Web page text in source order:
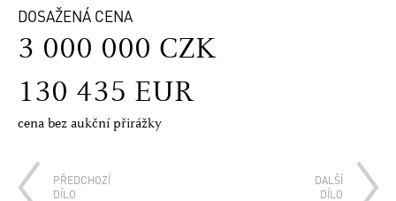
DOSAŽENÁ CENA
3 000 000 CZK
130 435 EUR
cena bez aukční přirážky
PŘEDCHOZÍ
DÍLO
DALŠÍ
DÍLO